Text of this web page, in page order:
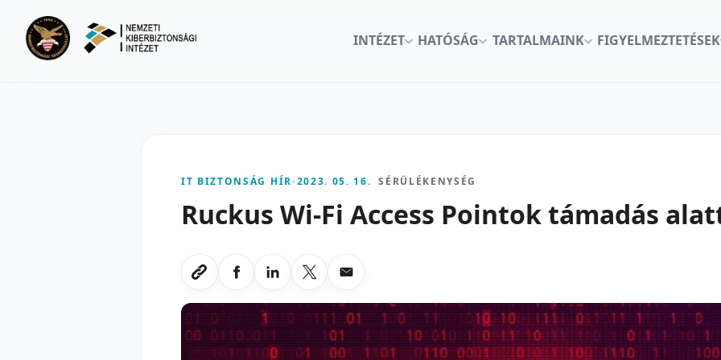
INTÉZET
HATÓSÁG TARTALMAINK FIGYELMEZTETÉSEK
IT BIZTONSÁG HÍR-2023. 05. 16. SÉRÜLÉKENYSÉG
Ruckus Wi-Fi Access Pointok támadás
Link masolasa
Megosztas Facebookon
Megosztas LinkedInen
Megosztas X-en
Megosztas emailben